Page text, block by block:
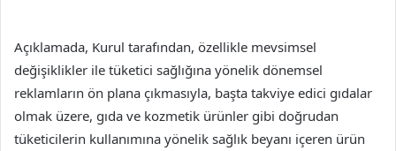
Açıklamada, Kurul tarafından, özellikle mevsimsel
değişiklikler ile tüketici sağlığına yönelik dönemsel
reklamların ön plana çıkmasıyla, başta takviye edici gıdalar
olmak üzere, gıda ve kozmetik ürünler gibi doğrudan
tüketicilerin kullanımına yönelik sağlık beyanı içeren ürün